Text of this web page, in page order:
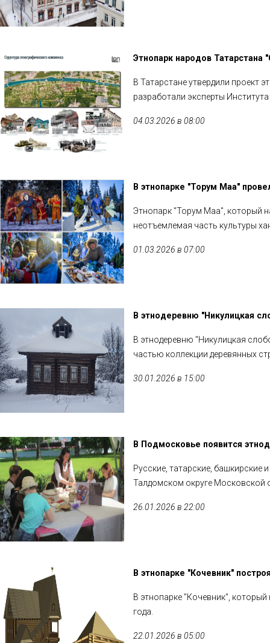
Этнопарк народов Татарстана
В Татарстане утвердили проект
разработали эксперты
04.03.2026 в 08:00
В этнопарке "Торум Маа"
Этнопарк "Торум Маа", который
неотъемлемая часть культуры
01.03.2026 в 07:00
В этнодеревню "Никулицкая
В этнодеревню "Никулицкая
частью коллекции деревянных
30.01.2026 в 15:00
В Подмосковье появится
Русские, татарские, башкирские
Талдомском округе Московской
26.01.2026 в 22:00
В этнопарке "Кочевник"
В этнопарке "Кочевник",
года.
22.01.2026 в 05:00